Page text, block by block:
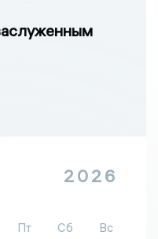
2026
Пт Сб Вс